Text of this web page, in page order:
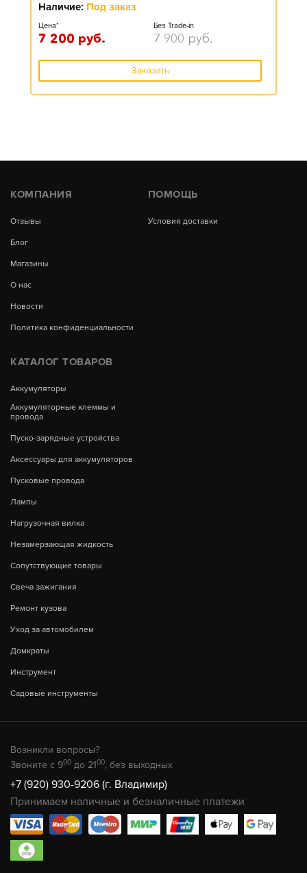
Наличие: Под заказ
Цена*
7 200 руб.
Без Trade-in
7 900 руб.
Заказать
КОМПАНИЯ
Отзывы
Блог
Магазины
О нас
Новости
Политика конфиденциальности
ПОМОЩЬ
Условия доставки
КАТАЛОГ ТОВАРОВ
Аккумуляторы
Аккумуляторные клеммы и
провода
Пуско-зарядные устройства
Аксессуары для аккумуляторов
Пусковые провода
Лампы
Нагрузочная вилка
Незамерзающая жидкость
Сопутствующие товары
Свеча зажигания
Ремонт кузова
Уход за автомобилем
Домкраты
Инструмент
Садовые инструменты
Возникли вопросы?
Звоните с 900 до 2100, без выходных
+7 (920) 930-9206 (г. Владимир)
Принимаем наличные и безналичные платежи